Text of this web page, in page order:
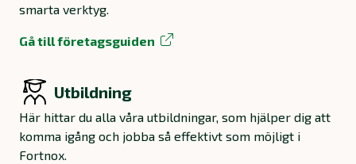
smarta verktyg.
Gå till företagsguiden
Utbildning
Här hittar du alla våra utbildningar, som hjälper dig att
komma igång och jobba så effektivt som möjligt i
Fortnox.